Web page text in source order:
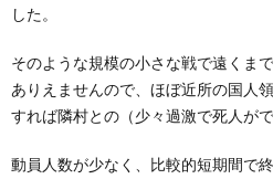
した。
そのような規模の小さな戦で遠くま
ありえませんので、ほぼ近所の国人
すれば隣村との（少々過激で死人が
動員人数が少なく、比較的短期間で